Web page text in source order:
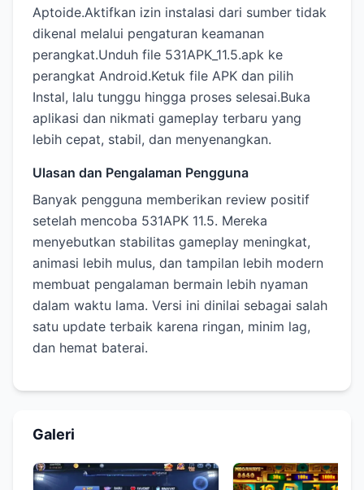
Aptoide.Aktifkan izin instalasi dari sumber tidak
dikenal melalui pengaturan keamanan
perangkat.Unduh file 531APK_11.5.apk ke
perangkat Android.Ketuk file APK dan pilih
Instal, lalu tunggu hingga proses selesai.Buka
aplikasi dan nikmati gameplay terbaru yang
lebih cepat, stabil, dan menyenangkan.
Ulasan dan Pengalaman Pengguna
Banyak pengguna memberikan review positif
setelah mencoba 531APK 11.5. Mereka
menyebutkan stabilitas gameplay meningkat,
animasi lebih mulus, dan tampilan lebih modern
membuat pengalaman bermain lebih nyaman
dalam waktu lama. Versi ini dinilai sebagai salah
satu update terbaik karena ringan, minim lag,
dan hemat baterai.
Galeri